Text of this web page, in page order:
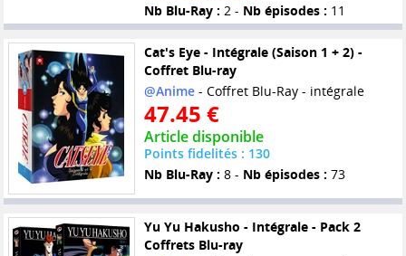
Nb Blu-Ray : 2 - Nb épisodes : 11
Cat's Eye - Intégrale (Saison 1 + 2) -
Coffret Blu-ray
@Anime- Coffret Blu-Ray - intégrale
47.45 €
Article disponible
Points fidelités : 130
Nb Blu-Ray : 8 - Nb épisodes : 73
Yu Yu Hakusho - Intégrale - Pack 2
Coffrets Blu-ray